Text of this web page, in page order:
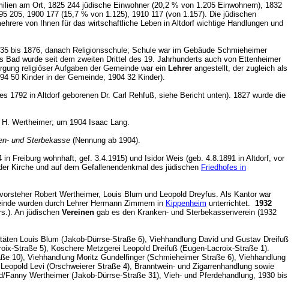
am Ort, 1825 244 jüdische Einwohner (20,2 % von 1.205 Einwohnern), 1832
205, 1900 177 (15,7 % von 1.125), 1910 117 (von 1.157). Die jüdischen
von Ihnen für das wirtschaftliche Leben in Altdorf wichtige Handlungen und
bis 1876, danach Religionsschule; Schule war im Gebäude Schmieheimer
wurde seit dem zweiten Drittel des 19. Jahrhunderts auch von Ettenheimer
religiöser Aufgaben der Gemeinde war ein Lehrer angestellt, der zugleich als
50 Kinder in der Gemeinde, 1904 32 Kinder).
1792 in Altdorf geborenen Dr. Carl Rehfuß, siehe Bericht unten). 1827 wurde die
Wertheimer; um 1904 Isaac Lang.
und Sterbekasse (Nennung ab 1904).
Freiburg wohnhaft, gef. 3.4.1915) und Isidor Weis (geb. 4.8.1891 in Altdorf, vor
Kirche und auf dem Gefallenendenkmal des jüdischen Friedhofes in
Robert Wertheimer, Louis Blum und Leopold Dreyfus. Als Kantor war
wurden durch Lehrer Hermann Zimmern in Kippenheim unterrichtet. 1932
An jüdischen Vereinen gab es den Kranken- und Sterbekassenverein (1932
Louis Blum (Jakob-Dürrse-Straße 6), Viehhandlung David und Gustav Dreifuß
Straße 5), Koschere Metzgerei Leopold Dreifuß (Eugen-Lacroix-Straße 1).
10), Viehhandlung Moritz Gundelfinger (Schmieheimer Straße 6), Viehhandlung
Levi (Orschweierer Straße 4), Branntwein- und Zigarrenhandlung sowie
Wertheimer (Jakob-Dürrse-Straße 31), Vieh- und Pferdehandlung, 1930 bis